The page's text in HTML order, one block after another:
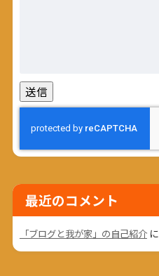
最近のコメント
「ブログと我が家」の自己紹介に